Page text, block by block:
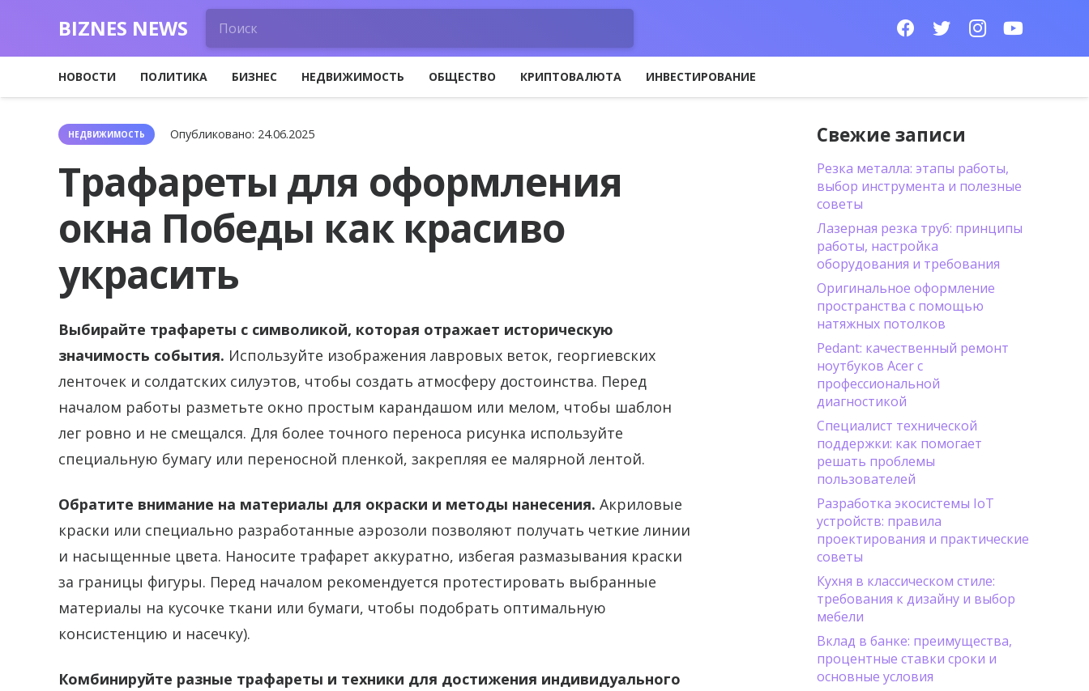
BIZNES NEWS
НОВОСТИ ПОЛИТИКА БИЗНЕС НЕДВИЖИМОСТЬ ОБЩЕСТВО КРИПТОВАЛЮТА ИНВЕСТИРОВАНИЕ
НЕДВИЖИМОСТЬ Опубликовано: 24.06.2025
Трафареты для оформления
окна Победы как красиво
украсить
Выбирайте трафареты с символикой, которая отражает историческую
значимость события. Используйте изображения лавровых веток, георгиевских
ленточек и солдатских силуэтов, чтобы создать атмосферу достоинства. Перед
началом работы разметьте окно простым карандашом или мелом, чтобы шаблон
лег ровно и не смещался. Для более точного переноса рисунка используйте
специальную бумагу или переносной пленкой, закрепляя ее малярной лентой.
Обратите внимание на материалы для окраски и методы нанесения. Акриловые
краски или специально разработанные аэрозоли позволяют получать четкие линии
и насыщенные цвета. Наносите трафарет аккуратно, избегая размазывания краски
за границы фигуры. Перед началом рекомендуется протестировать выбранные
материалы на кусочке ткани или бумаги, чтобы подобрать оптимальную
консистенцию и насечку).
Комбинируйте разные трафареты и техники для достижения индивидуального
Свежие записи
Резка металла: этапы работы,
выбор инструмента и полезные
советы
Лазерная резка труб: принципы
работы, настройка
оборудования и требования
Оригинальное оформление
пространства с помощью
натяжных потолков
Pedant: качественный ремонт
ноутбуков Acer с
профессиональной
диагностикой
Специалист технической
поддержки: как помогает
решать проблемы
пользователей
Разработка экосистемы IoT
устройств: правила
проектирования и практические
советы
Кухня в классическом стиле:
требования к дизайну и выбор
мебели
Вклад в банке: преимущества,
процентные ставки сроки и
основные условия